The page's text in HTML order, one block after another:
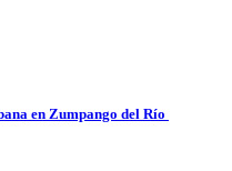
en Zumpango del Río